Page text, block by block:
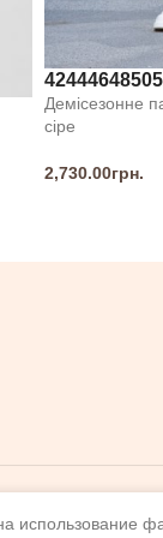
4244464850
Демісезонне
сіре
2,730.00грн.
использование